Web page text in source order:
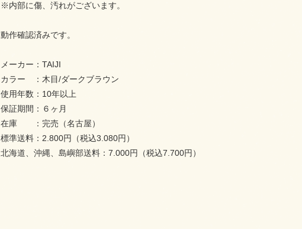
※内部に傷、汚れがございます。
動作確認済みです。
メーカー：TAIJI
カラー ：木目/ダークブラウン
使用年数：10年以上
保証期間：６ヶ月
在庫 ：完売（名古屋）
標準送料：2.800円（税込3.080円）
北海道、沖縄、島嶼部送料：7.000円（税込7.700円）